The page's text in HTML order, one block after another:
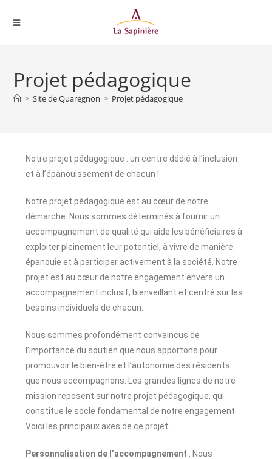
Projet pédagogique
> Site de Quaregnon > Projet pédagogique
Notre projet pédagogique : un centre dédié à l’inclusion
et à l’épanouissement de chacun !
Notre projet pédagogique est au cœur de notre
démarche. Nous sommes déterminés à fournir un
accompagnement de qualité qui aide les bénéficiaires à
exploiter pleinement leur potentiel, à vivre de manière
épanouie et à participer activement à la société. Notre
projet est au cœur de notre engagement envers un
accompagnement inclusif, bienveillant et centré sur les
besoins individuels de chacun.
Nous sommes profondément convaincus de
l’importance du soutien que nous apportons pour
promouvoir le bien-être et l’autonomie des résidents
que nous accompagnons. Les grandes lignes de notre
mission reposent sur notre projet pédagogique, qui
constitue le socle fondamental de notre engagement.
Voici les principaux axes de ce projet :
Personnalisation de l’accompagnement : Nous